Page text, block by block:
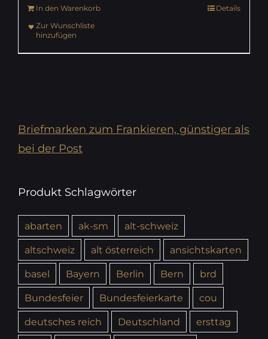
In den Warenkorb
Details
Zur Wunschliste
hinzufügen
Briefmarken zum Frankieren, günstiger als
bei der Post
Produkt Schlagwörter
abarten ak-sm
alt-schweiz
altschweiz
alt österreich
ansichtskarten
basel
Bayern Berlin Bern
brd
Bundesfeier
Bundesfeierkarte
cou
deutsches reich
Deutschland
ersttag